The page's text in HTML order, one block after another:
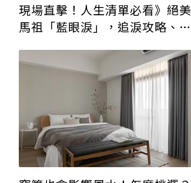
現場直擊！人生清單必看》絕美
馬祖「藍眼淚」，追淚攻略、秘